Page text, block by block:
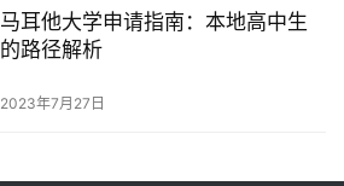
马耳他大学申请指南：本地高中生
的路径解析
2023年7月27日